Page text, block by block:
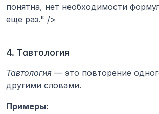
понятна, нет необходимости
еще раз." />
4. Тавтология
Тавтология — это повторение
другими словами.
Примеры: